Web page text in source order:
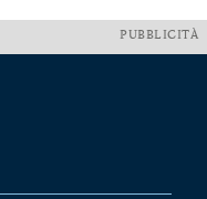
PUBBLICITÀ